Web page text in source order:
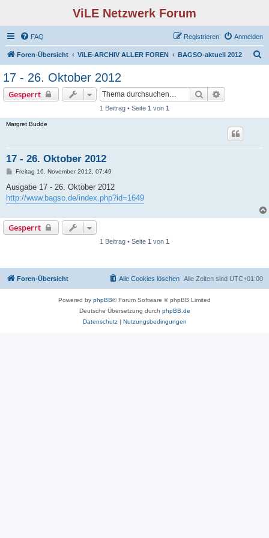
ViLE Netzwerk Forum
FAQ Anmelden
Registrieren
Foren-Übersicht ViLE-ARCHIV ALLER FOREN BAGSO-aktuell 2012
17 - 26. Oktober 2012
Gesperrt Suche
1 Beitrag • Seite 1 von 1
Margret Budde
17 - 26. Oktober 2012
B
r
Freitag 16. November 2012, 07:49
Ausgabe 17 - 26. Oktober 2012
http://www.bagso.de/index.php?id=1649
Gesperrt
1 Beitrag • Seite 1 von 1
Foren-Übersicht Alle Zeiten sind UTC+01:00
Alle Cookies löschen
Powered by phpBB® Forum Software © phpBB Limited
Deutsche Übersetzung durch phpBB.de
Datenschutz| Nutzungsbedingungen